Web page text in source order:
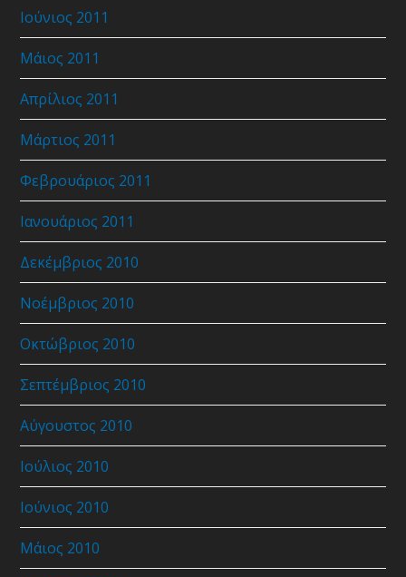
Ιούνιος 2011
Μάιος 2011
Απρίλιος 2011
Μάρτιος 2011
Φεβρουάριος 2011
Ιανουάριος 2011
Δεκέμβριος 2010
Νοέμβριος 2010
Οκτώβριος 2010
Σεπτέμβριος 2010
Αύγουστος 2010
Ιούλιος 2010
Ιούνιος 2010
Μάιος 2010